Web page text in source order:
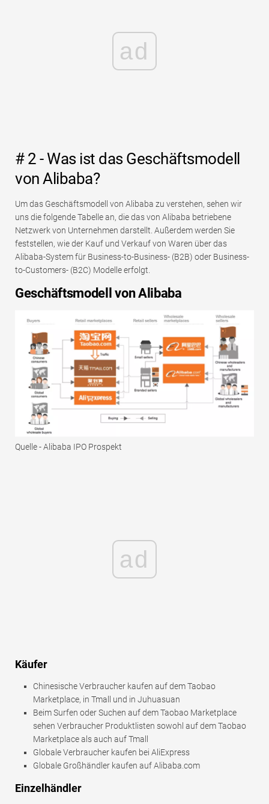
ad
# 2 - Was ist das Geschäftsmodell
von Alibaba?
Um das Geschäftsmodell von Alibaba zu verstehen, sehen wir
uns die folgende Tabelle an, die das von Alibaba betriebene
Netzwerk von Unternehmen darstellt. Außerdem werden Sie
feststellen, wie der Kauf und Verkauf von Waren über das
Alibaba-System für Business-to-Business- (B2B) oder Business-
to-Customers- (B2C) Modelle erfolgt.
Geschäftsmodell von Alibaba
Quelle - Alibaba IPO Prospekt
ad
Käufer
Chinesische Verbraucher kaufen auf dem Taobao
Marketplace, in Tmall und in Juhuasuan
Beim Surfen oder Suchen auf dem Taobao Marketplace
sehen Verbraucher Produktlisten sowohl auf dem Taobao
Marketplace als auch auf Tmall
Globale Verbraucher kaufen bei AliExpress
Globale Großhändler kaufen auf Alibaba.com
Einzelhändler